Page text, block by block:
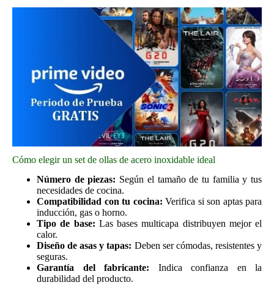
Cómo elegir un set de ollas de acero inoxidable ideal
Número de piezas: Según el tamaño de tu familia y tus
necesidades de cocina.
Compatibilidad con tu cocina: Verifica si son aptas para
inducción, gas o horno.
Tipo de base: Las bases multicapa distribuyen mejor el
calor.
Diseño de asas y tapas: Deben ser cómodas, resistentes y
seguras.
Garantía del fabricante: Indica confianza en la
durabilidad del producto.